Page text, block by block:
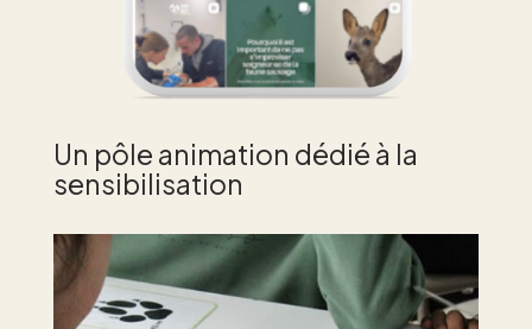
Un pôle animation dédié à la
sensibilisation